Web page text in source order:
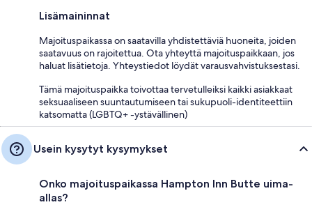
Lisämaininnat
Majoituspaikassa on saatavilla yhdistettäviä huoneita, joiden
saatavuus on rajoitettua. Ota yhteyttä majoituspaikkaan, jos
haluat lisätietoja. Yhteystiedot löydät varausvahvistuksestasi.
Tämä majoituspaikka toivottaa tervetulleiksi kaikki asiakkaat
seksuaaliseen suuntautumiseen tai sukupuoli-identiteettiin
katsomatta (LGBTQ+ -ystävällinen)
Usein kysytyt kysymykset
Onko majoituspaikassa Hampton Inn Butte uima-
allas?